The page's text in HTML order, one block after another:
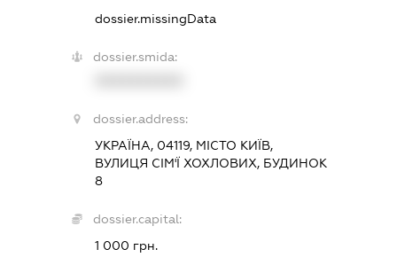
dossier.missingData
dossier.smida:
dossier.address:
УКРАЇНА, 04119, МІСТО КИЇВ,
ВУЛИЦЯ СІМ'Ї ХОХЛОВИХ, БУДИНОК
8
dossier.capital:
1 000 грн.